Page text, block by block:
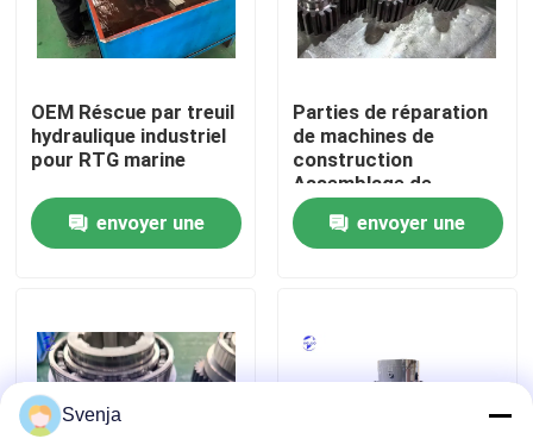
Contrôle de la qualité
Contact
Demande de soumission
Moteur de
Cummins Engine
OEM Réscue par treuil
hydraulique industriel
pour RTG marine
envoyer une
Parties de réparation
de machines de
construction
Assemblage de
réducteurs
d'excavatrice
envoyer une
Svenja